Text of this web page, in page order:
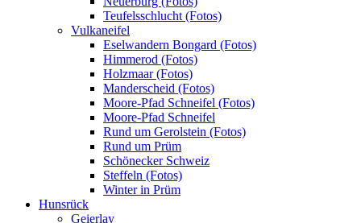
Teufelsschlucht (Fotos)
Vulkaneifel
Eselwandern Bongard (Fotos)
Himmerod (Fotos)
Holzmaar (Fotos)
Manderscheid (Fotos)
Moore-Pfad Schneifel (Fotos)
Moore-Pfad Schneifel
Rund um Gerolstein (Fotos)
Rund um Prüm
Schönecker Schweiz
Steffeln (Fotos)
Winter in Prüm
Hunsrück
Geierlay